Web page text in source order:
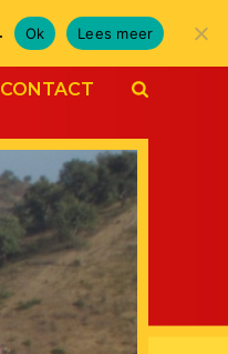
CONTACT
Ok Lees meer